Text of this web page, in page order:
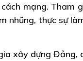
mạng. Tham
nhũng, thực sự
xây dựng Đảng,